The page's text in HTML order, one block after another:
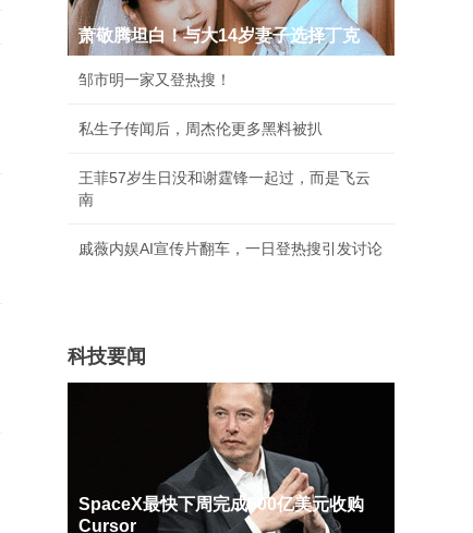
萧敬腾坦白！与大14岁妻子选择丁克
邹市明一家又登热搜！
私生子传闻后，周杰伦更多黑料被扒
王菲57岁生日没和谢霆锋一起过，而是飞云
南
戚薇内娱AI宣传片翻车，一日登热搜引发讨论
科技要闻
SpaceX最快下周完成600亿美元收购
Cursor